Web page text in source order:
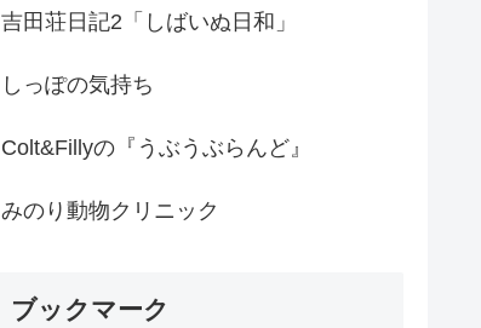
吉田荘日記2「しばいぬ日和」
しっぽの気持ち
Colt&Fillyの『うぶうぶらんど』
みのり動物クリニック
ブックマーク